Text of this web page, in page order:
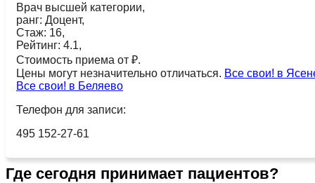
Врач высшей категории,
ранг: Доцент,
Стаж: 16,
Рейтинг: 4.1,
Стоимость приема от ₽.
Цены могут незначительно отличаться. Все свои! в
Все свои! в Беляево
Телефон для записи:
495 152-27-61
Где сегодня принимает пациентов?